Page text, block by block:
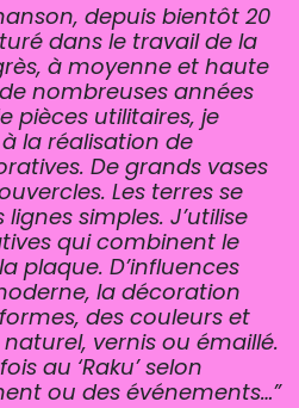
depuis bientôt 20
dans le travail de la
à moyenne et haute
nombreuses années
pièces utilitaires, je
la réalisation de
De grands vases
Les terres se
simples. J’utilise
qui combinent le
plaque. D’influences
la décoration
des couleurs et
vernis ou émaillé.
au ‘Raku’ selon
ou des événements…”